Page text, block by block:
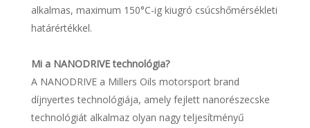
alkalmas, maximum 150°C-ig kiugró csúcshőmérsékleti
határértékkel.
Mi a NANODRIVE technológia?
A NANODRIVE a Millers Oils motorsport brand
díjnyertes technológiája, amely fejlett nanorészecske
technológiát alkalmaz olyan nagy teljesítményű